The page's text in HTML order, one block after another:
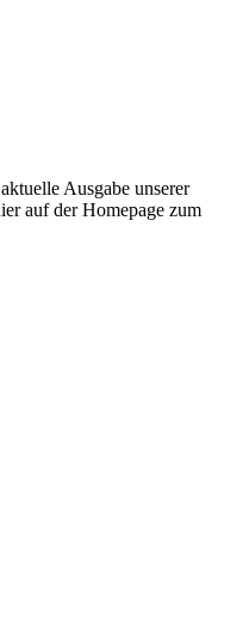
Ausgabe unserer
auf der Homepage zum